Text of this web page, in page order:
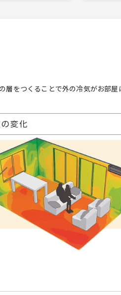
層をつくることで外の冷気がお部屋